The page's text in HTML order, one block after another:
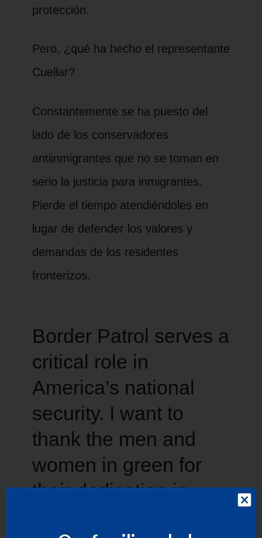
protección.
Pero, ¿qué ha hecho el representante
Cuellar?
Constantemente se ha puesto del
lado de los conservadores
antiinmigrantes que no se toman en
serio la justicia para inmigrantes.
Pierde el tiempo atendiéndoles en
lugar de defender los valores y
demandas de los residentes
fronterizos.
Border Patrol serves a
critical role in
America’s national
security. I want to
thank the men and
women in green for
their dedication in